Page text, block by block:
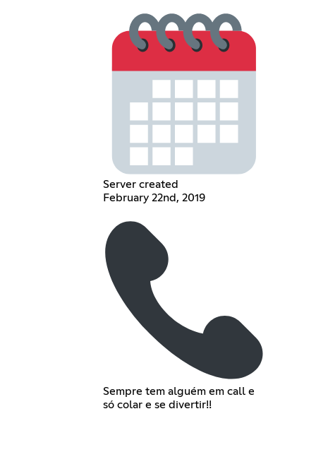
Server created
February 22nd, 2019
Sempre tem alguém em call e
só colar e se divertir!!